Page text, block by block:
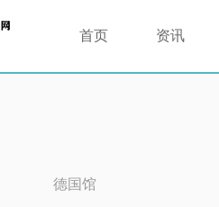
首页 资讯
德国馆